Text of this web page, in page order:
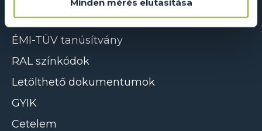
ÁSZF
ÉMI-TÜV tanúsítvány
RAL színkódok
Letölthető dokumentumok
GYIK
Cetelem